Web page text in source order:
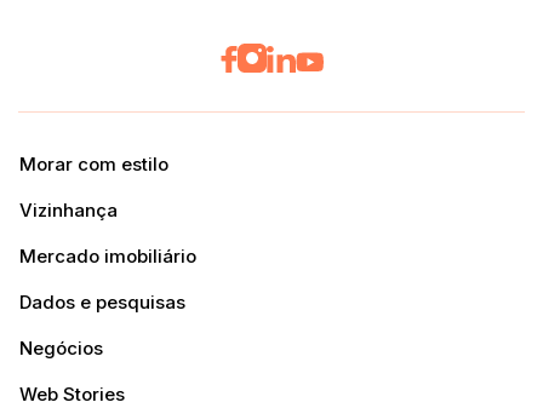
Morar com estilo
Vizinhança
Mercado imobiliário
Dados e pesquisas
Negócios
Web Stories